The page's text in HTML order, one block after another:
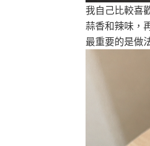
我自己比較喜
蒜香和辣味，
最重要的是做